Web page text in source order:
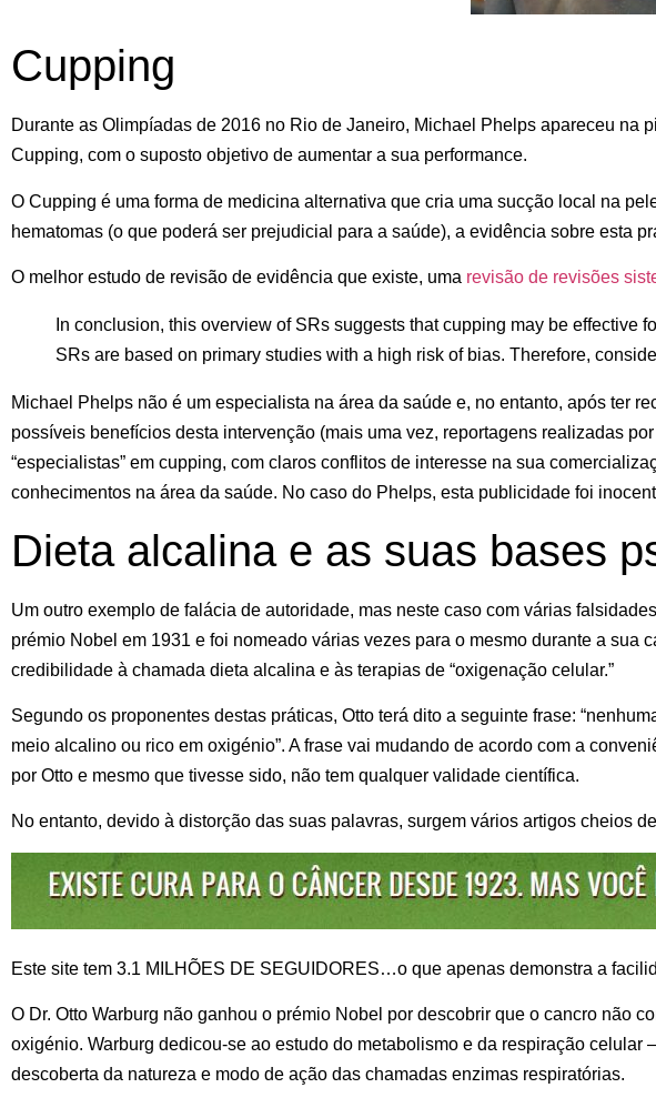
Cupping
Durante as Olimpíadas de 2016 no Rio de Janeiro, Michael Phelps apareceu na
Cupping, com o suposto objetivo de aumentar a sua performance.
O Cupping é uma forma de medicina alternativa que cria uma sucção local na
hematomas (o que poderá ser prejudicial para a saúde), a evidência sobre esta
O melhor estudo de revisão de evidência que existe, uma revisão de revisões
In conclusion, this overview of SRs suggests that cupping may be effective
SRs are based on primary studies with a high risk of bias. Therefore,
Michael Phelps não é um especialista na área da saúde e, no entanto, após ter
possíveis benefícios desta intervenção (mais uma vez, reportagens realizadas
“especialistas” em cupping, com claros conflitos de interesse na sua
conhecimentos na área da saúde. No caso do Phelps, esta publicidade foi
Dieta alcalina e as suas bases
Um outro exemplo de falácia de autoridade, mas neste caso com várias
prémio Nobel em 1931 e foi nomeado várias vezes para o mesmo durante a
credibilidade à chamada dieta alcalina e às terapias de “oxigenação celular.”
Segundo os proponentes destas práticas, Otto terá dito a seguinte frase:
meio alcalino ou rico em oxigénio”. A frase vai mudando de acordo com a
por Otto e mesmo que tivesse sido, não tem qualquer validade científica.
No entanto, devido à distorção das suas palavras, surgem vários artigos cheios
Este site tem 3.1 MILHÕES DE SEGUIDORES…o que apenas demonstra a
O Dr. Otto Warburg não ganhou o prémio Nobel por descobrir que o cancro não
oxigénio. Warburg dedicou-se ao estudo do metabolismo e da respiração
descoberta da natureza e modo de ação das chamadas enzimas respiratórias.